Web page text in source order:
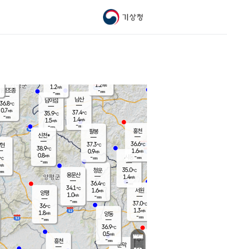
기상청
문막
남이섬
35.9℃
1.5m/s
-mm
남산
37.4℃
1.4m/s
-mm
청운
36.4℃
1.6m/s
-mm
팔봉
37.3℃
0.9m/s
-mm
양동
36.9℃
0.5m/s
-mm
1.2m/s
-mm
가평조종
36.8℃
0.7m/s
-mm
신천*
38.9℃
0.8m/s
-mm
℃
s
mm
흥천
시동
35.0℃
1.4m/s
- mm
서원
37.0℃
1.3m/s
-mm
용문산
34.1℃
1.0m/s
-mm
홍천
36.6℃
1.6m/s
-mm
양평
36℃
1.8m/s
-mm
1.2m/s
-mm